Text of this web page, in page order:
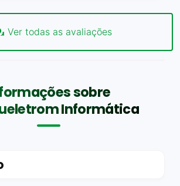
Ver todas as avaliações
sobre
Informática